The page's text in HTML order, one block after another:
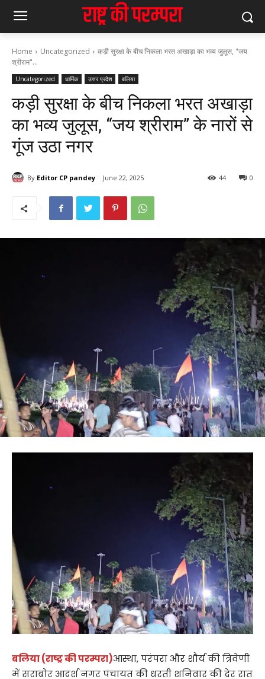
Home Uncategorized
कड़ी सुरक्षा के बीच निकला भरत अखाड़ा का भव्य जुलूस, "जय
श्रीराम"...
Uncategorized धार्मिक उत्तर प्रदेश बलिया
कड़ी सुरक्षा के बीच निकला भरत अखाड़ा
का भव्य जुलूस, “जय श्रीराम” के नारों से
गूंज उठा नगर
By Editor CP pandey June 22, 2025 0
44
बलिया (राष्ट्र की परम्परा)आस्था, परंपरा और शौर्य की त्रिवेणी
में सराबोर आदर्श नगर पंचायत की धरती शनिवार की देर रात